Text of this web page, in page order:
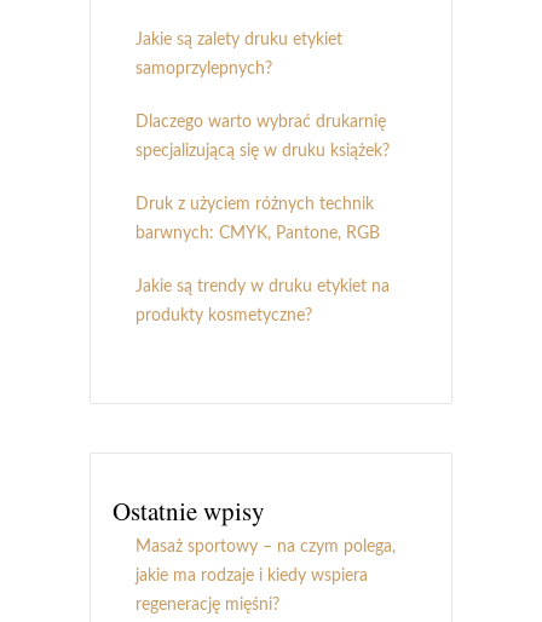
Jakie są zalety druku etykiet
samoprzylepnych?
Dlaczego warto wybrać drukarnię
specjalizującą się w druku książek?
Druk z użyciem różnych technik
barwnych: CMYK, Pantone, RGB
Jakie są trendy w druku etykiet na
produkty kosmetyczne?
Ostatnie wpisy
Masaż sportowy – na czym polega,
jakie ma rodzaje i kiedy wspiera
regenerację mięśni?